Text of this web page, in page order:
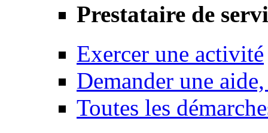
Prestataire de
Exercer une activité
Demander une
Toutes les